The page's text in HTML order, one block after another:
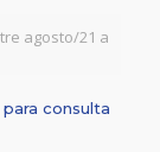
agosto/21 a
consulta